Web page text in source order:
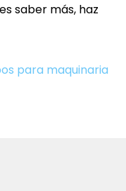
saber más, haz